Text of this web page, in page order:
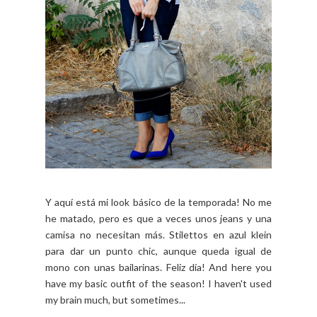
Y aquí está mi look básico de la temporada! No me
he matado, pero es que a veces unos jeans y una
camisa no necesitan más. Stilettos en azul klein
para dar un punto chic, aunque queda igual de
mono con unas bailarinas. Feliz día! And here you
have my basic outfit of the season! I haven't used
my brain much, but sometimes...